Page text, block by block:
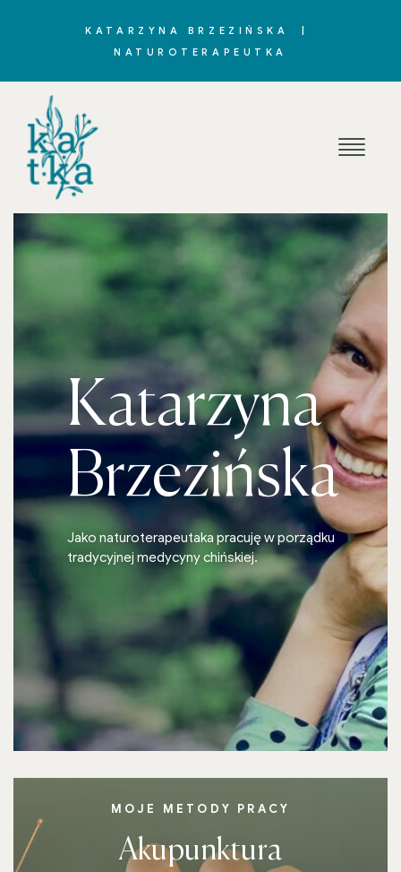
KATARZYNA BRZEZIŃSKA |
NATUROTERAPEUTKA
Katarzyna
Brzezińska
Jako naturoterapeutaka pracuję w porządku
tradycyjnej medycyny chińskiej.
MOJE METODY PRACY
Akupunktura